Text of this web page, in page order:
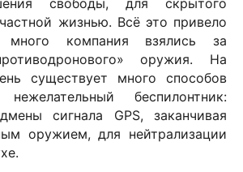
свободы, для скрытого
жизнью. Всё это привело
компания взялись за
оружия. На
существует много способов
нежелательный беспилонтник:
сигнала GPS, заканчивая
оружием, для нейтрализации